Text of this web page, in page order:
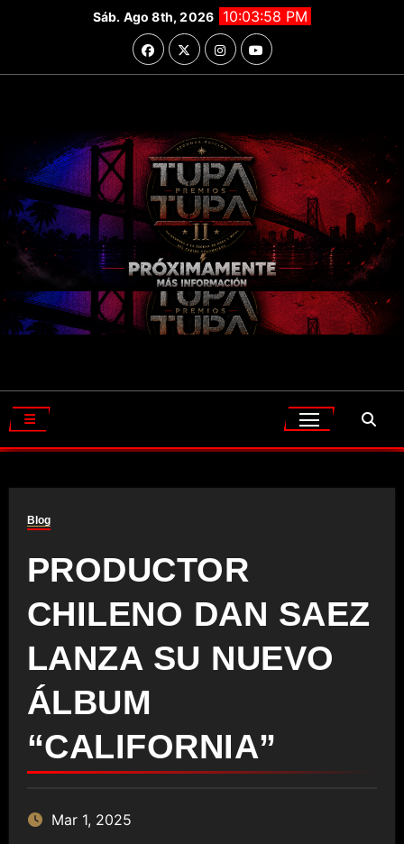
Sáb. Ago 8th, 2026 10:04:00 PM
Blog
PRODUCTOR
CHILENO DAN SAEZ
LANZA SU NUEVO
ÁLBUM
“CALIFORNIA”
Mar 1, 2025